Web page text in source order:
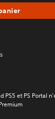
PS5 et PS Portal